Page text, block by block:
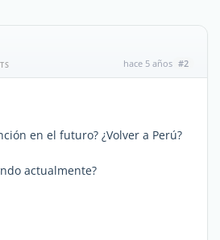
hace 5 años #2
en el futuro? ¿Volver a Perú?
actualmente?